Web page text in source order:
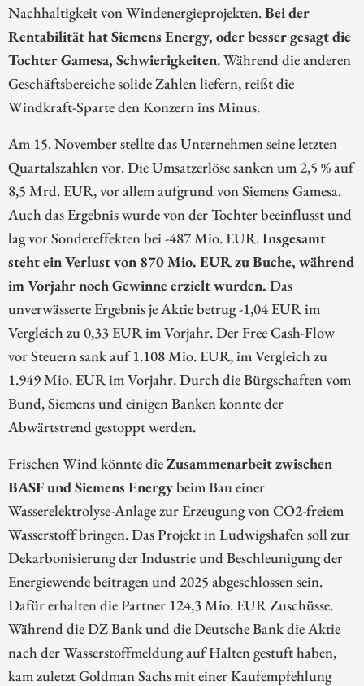
Nachhaltigkeit von Windenergieprojekten.Bei der
Rentabilität hat Siemens Energy, oder besser gesagt die
Tochter Gamesa, Schwierigkeiten. Während die anderen
Geschäftsbereiche solide Zahlen liefern, reißt die
Windkraft-Sparte den Konzern ins Minus.
Am 15. November stellte das Unternehmen seine letzten
Quartalszahlen vor. Die Umsatzerlöse sanken um 2,5 % auf
8,5 Mrd. EUR, vor allem aufgrund von Siemens Gamesa.
Auch das Ergebnis wurde von der Tochter beeinflusst und
lag vor Sondereffekten bei -487 Mio. EUR.Insgesamt
steht ein Verlust von 870 Mio. EUR zu Buche, während
im Vorjahr noch Gewinne erzielt wurden. Das
unverwässerte Ergebnis je Aktie betrug -1,04 EUR im
Vergleich zu 0,33 EUR im Vorjahr. Der Free Cash-Flow
vor Steuern sank auf 1.108 Mio. EUR, im Vergleich zu
1.949 Mio. EUR im Vorjahr. Durch die Bürgschaften vom
Bund, Siemens und einigen Banken konnte der
Abwärtstrend gestoppt werden.
Frischen Wind könnte dieZusammenarbeit zwischen
BASF und Siemens Energybeim Bau einer
Wasserelektrolyse-Anlage zur Erzeugung von CO2-freiem
Wasserstoff bringen. Das Projekt in Ludwigshafen soll zur
Dekarbonisierung der Industrie und Beschleunigung der
Energiewende beitragen und 2025 abgeschlossen sein.
Dafür erhalten die Partner 124,3 Mio. EUR Zuschüsse.
Während die DZ Bank und die Deutsche Bank die Aktie
nach der Wasserstoffmeldung auf Halten gestuft haben,
kam zuletzt Goldman Sachs mit einer Kaufempfehlung